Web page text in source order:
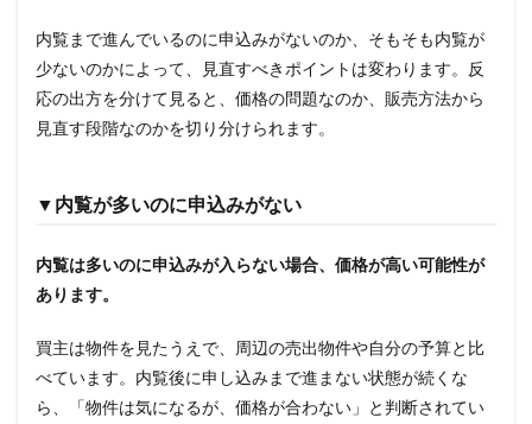
内覧まで進んでいるのに申込みがないのか、そもそも内覧が
少ないのかによって、見直すべきポイントは変わります。反
応の出方を分けて見ると、価格の問題なのか、販売方法から
見直す段階なのかを切り分けられます。
▼内覧が多いのに申込みがない
内覧は多いのに申込みが入らない場合、価格が高い可能性が
あります。
買主は物件を見たうえで、周辺の売出物件や自分の予算と比
べています。内覧後に申し込みまで進まない状態が続くな
ら、「物件は気になるが、価格が合わない」と判断されてい